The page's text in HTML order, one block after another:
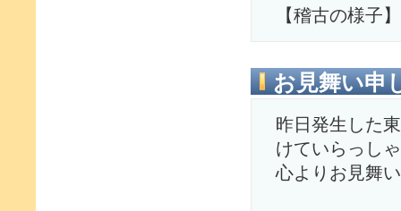
【稽古の様子】
お見舞い申
昨日発生した
けていらっし
心よりお見舞